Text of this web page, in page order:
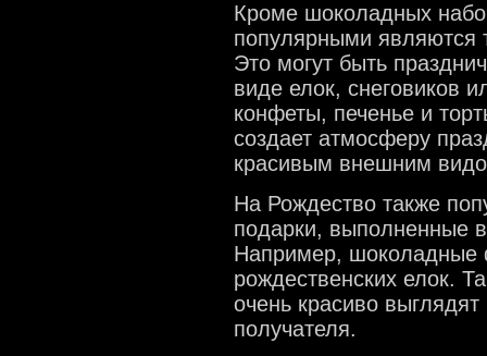
Кроме шоколадных
популярными являются
Это могут быть
виде елок, снеговиков
конфеты, печенье и
создает атмосферу
красивым внешним
На Рождество также
подарки, выполненные
Например, шоколадные
рождественских елок.
очень красиво
получателя.